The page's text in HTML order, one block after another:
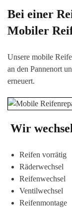
Bei einer
Mobiler
Unsere mobile
an den Pannenort
erneuert.
Wir
Reifen vorrätig
Räderwechsel
Reifenwechsel
Ventilwechsel
Reifenmontage